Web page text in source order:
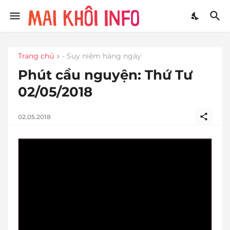
Trang chủ - Suy niệm hàng ngày
Phút cầu nguyện: Thứ Tư
02/05/2018
02.05.2018